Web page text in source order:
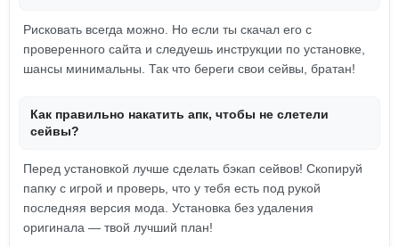
Рисковать всегда можно. Но если ты скачал его с
проверенного сайта и следуешь инструкции по установке,
шансы минимальны. Так что береги свои сейвы, братан!
Как правильно накатить апк, чтобы не слетели
сейвы?
Перед установкой лучше сделать бэкап сейвов! Скопируй
папку с игрой и проверь, что у тебя есть под рукой
последняя версия мода. Установка без удаления
оригинала — твой лучший план!